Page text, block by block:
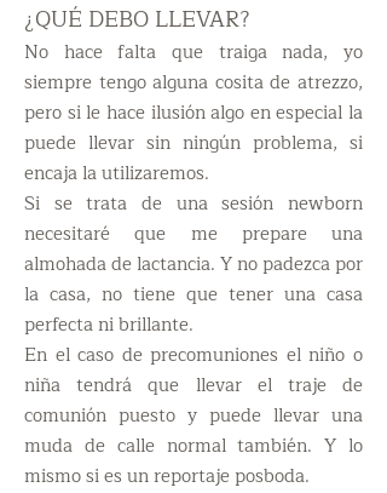
¿QUÉ DEBO LLEVAR?
No hace falta que traiga nada, yo
siempre tengo alguna cosita de atrezzo,
pero si le hace ilusión algo en especial la
puede llevar sin ningún problema, si
encaja la utilizaremos.
Si se trata de una sesión newborn
necesitaré que me prepare una
almohada de lactancia. Y no padezca por
la casa, no tiene que tener una casa
perfecta ni brillante.
En el caso de precomuniones el niño o
niña tendrá que llevar el traje de
comunión puesto y puede llevar una
muda de calle normal también. Y lo
mismo si es un reportaje posboda.